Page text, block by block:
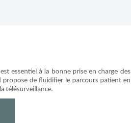
essentiel à la bonne prise en charge des
propose de fluidifier le parcours patient en
télésurveillance.